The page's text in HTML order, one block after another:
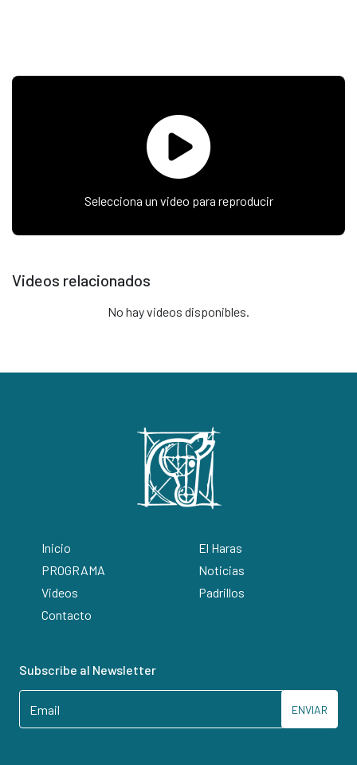
Selecciona un video para reproducir
Videos relacionados
No hay videos disponibles.
Inicio
El Haras
PROGRAMA
Noticias
Videos
Padrillos
Contacto
Subscribe al Newsletter
ENVIAR